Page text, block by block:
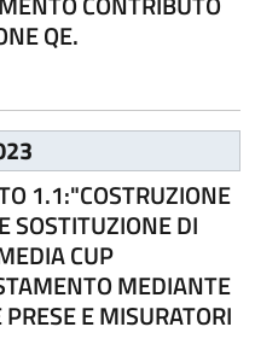
QE.
1.1:"COSTRUZIONE
SOSTITUZIONE DI
CUP
MEDIANTE
E MISURATORI